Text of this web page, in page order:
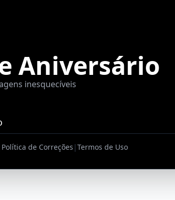
Aniversário
inesquecíveis
Política de Correções |Termos de Uso